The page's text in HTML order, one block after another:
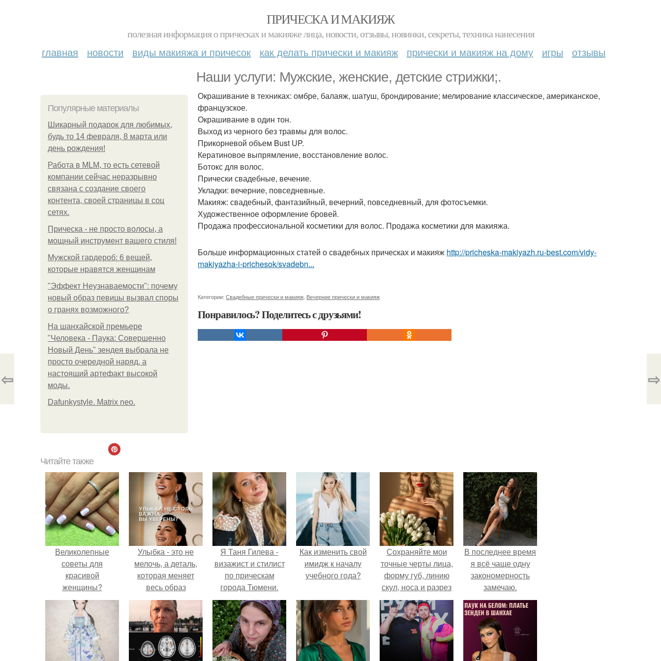
ПРИЧЕСКА И МАКИЯЖ
полезная информация о прическах и макияже лица, новости, отзывы, новинки, секреты, техника нанесения
главная новости виды макияжа и причесок как делать прически и макияж прически и макияж на дому игры отзывы
Наши услуги: Мужские, женские, детские стрижки;.
Популярные материалы
Шикарный подарок для любимых,
будь то 14 февраля, 8 марта или
день рождения!
Работа в MLM, то есть сетевой
компании сейчас неразрывно
связана с создание своего
контента, своей страницы в соц
сетях.
Прическа - не просто волосы, а
мощный инструмент вашего стиля!
Мужской гардероб: 6 вещей,
которые нравятся женщинам
"Эффект Неузнаваемости": почему
новый образ певицы вызвал споры
о гранях возможного?
На шанхайской премьере
"Человека - Паука: Совершенно
Новый День" зендея выбрала не
просто очередной наряд, а
настоящий артефакт высокой
моды.
Dafunkystyle. Matrix neo.
Окрашивание в техниках: омбре, балаяж, шатуш, брондирование; мелирование классическое, американское,
французское.
Окрашивание в один тон.
Выход из черного без травмы для волос.
Прикорневой объем Bust UP.
Кератиновое выпрямление, восстановление волос.
Ботокс для волос.
Прически свадебные, вечение.
Укладки: вечерние, повседневные.
Макияж: свадебный, фантазийный, вечерний, повседневный, для фотосъемки.
Художественное оформление бровей.
Продажа профессиональной косметики для волос. Продажа косметики для макияжа.
Больше информационных статей о свадебных прическах и макияж http://pricheska-makiyazh.ru-best.com/vidy-
makiyazha-i-prichesok/svadebn...
Категории: Свадебные прически и макияж Вечерние прически и макияж
Понравилось? Поделитесь с друзьями!
⇦ ⇨
Читайте также
Великолепные
советы для
красивой
женщины?
Улыбка - это не
мелочь, а деталь,
которая меняет
весь образ
человека.
Я Таня Гилева -
визажист и стилист
по прическам
города Тюмени.
Как изменить свой
имидж к началу
учебного года?
Сохраняйте мои
точные черты лица,
форму губ, линию
скул, носа и разрез
глаз.
В последнее время
я всё чаще одну
закономерность
замечаю.